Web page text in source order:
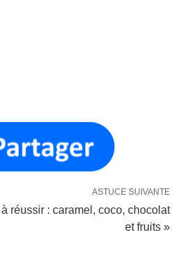
ASTUCE SUIVANTE
réussir : caramel, coco, chocolat
et fruits »